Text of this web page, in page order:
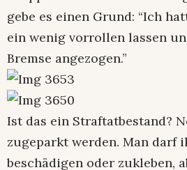
gebe es einen Grund: “Ich
ein wenig vorrollen lassen
Bremse angezogen.”
Ist das ein Straftatbestand?
zugeparkt werden. Man darf
beschädigen oder zukleben,